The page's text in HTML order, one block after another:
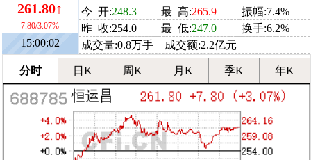
261.80↑
7.80/3.07%
15:00:02
今 开:248.3 最 高:265.9
振幅:7.4%
昨 收:254.0
最 低:247.0
换手:6.2%
成交量:0.8万手 成交额:2.2亿元
分时 日K 周K 月K 季K 年K